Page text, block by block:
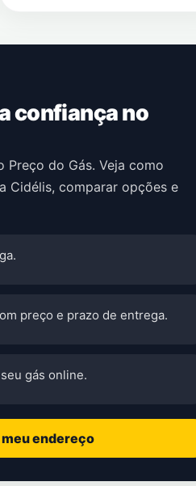
confiança no
do Gás. Veja como
Cidélis, comparar opções e
preço e prazo de entrega.
gás online.
endereço